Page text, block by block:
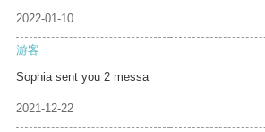
2022-01-10
游客
Sophia sent you 2 messa
2021-12-22